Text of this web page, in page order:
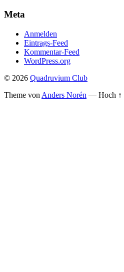
Meta
Anmelden
Eintrags-Feed
Kommentar-Feed
WordPress.org
© 2026 Quadruvium Club
Theme von Anders Norén — Hoch ↑